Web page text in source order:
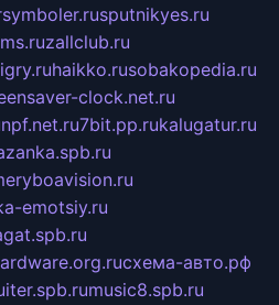
sputnikyes.ru
zallclub.ru
haikko.rusobakopedia.ru
clock.net.ru
npf.net.ru7bit.pp.rukalugatur.ru
emotsiy.ru
схема-авто.рф
music8.spb.ru